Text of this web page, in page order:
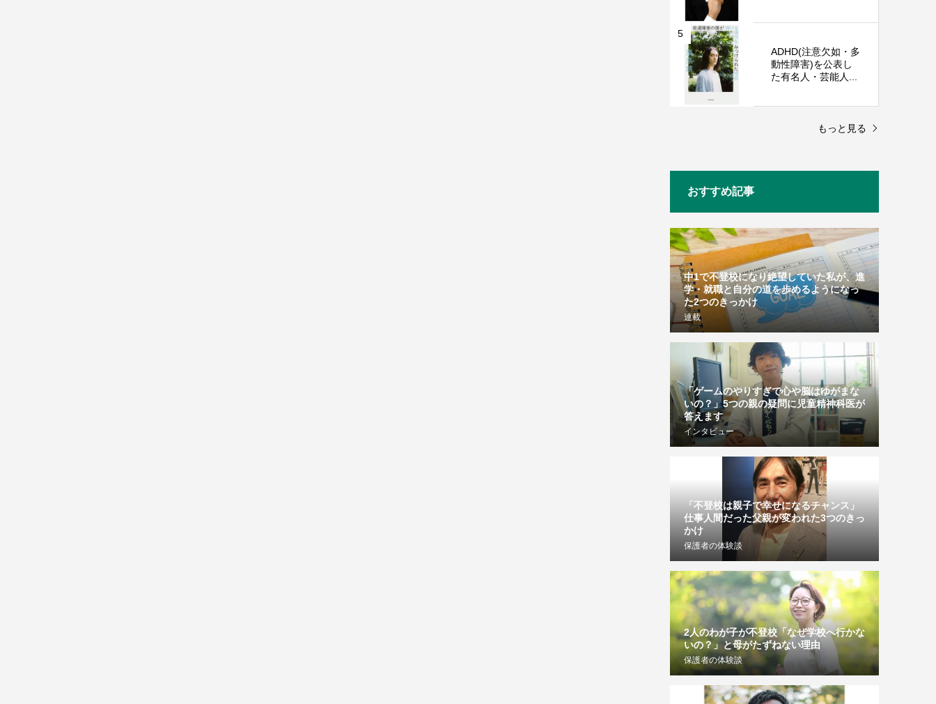
5
ADHD(注意欠如・多
動性障害)を公表し
た有名人・芸能人...
もっと見る
おすすめ記事
中1で不登校になり絶望していた私が、進
学・就職と自分の道を歩めるようになっ
た2つのきっかけ
連載
「ゲームのやりすぎで心や脳はゆがまな
いの？」5つの親の疑問に児童精神科医が
答えます
インタビュー
「不登校は親子で幸せになるチャンス」
仕事人間だった父親が変われた3つのきっ
かけ
保護者の体験談
2人のわが子が不登校「なぜ学校へ行かな
いの？」と母がたずねない理由
保護者の体験談